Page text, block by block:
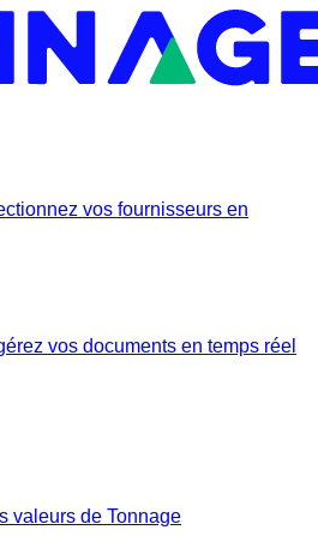
vos fournisseurs en
vos documents en temps réel
valeurs de Tonnage